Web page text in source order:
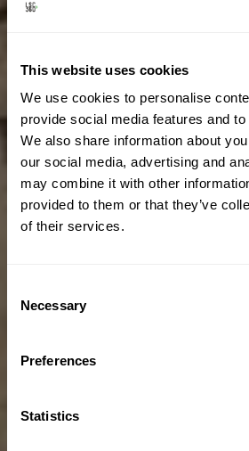
This website uses cookies
We use cookies to personalise
provide social media features and
We also share information about
our social media, advertising and
may combine it with other
provided to them or that they’ve
of their services.
Selection
Necessary
Preferences
Statistics